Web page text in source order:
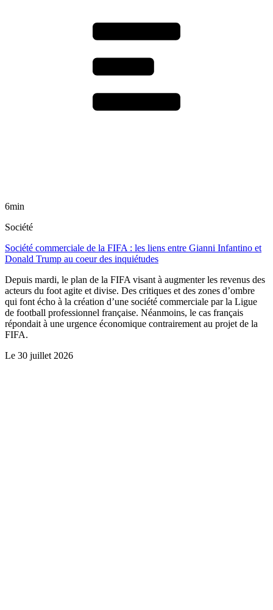
6min
Société
Société commerciale de la FIFA : les liens entre Gianni Infantino et
Donald Trump au coeur des inquiétudes
Depuis mardi, le plan de la FIFA visant à augmenter les revenus des
acteurs du foot agite et divise. Des critiques et des zones d’ombre
qui font écho à la création d’une société commerciale par la Ligue
de football professionnel française. Néanmoins, le cas français
répondait à une urgence économique contrairement au projet de la
FIFA.
Le 30 juillet 2026